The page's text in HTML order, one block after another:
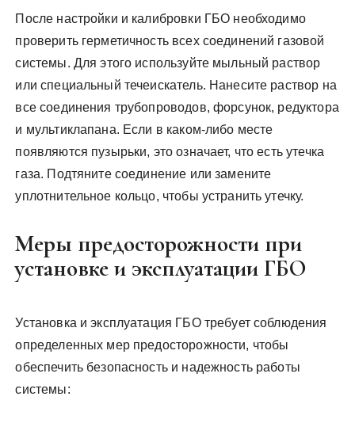
После настройки и калибровки ГБО необходимо
проверить герметичность всех соединений газовой
системы. Для этого используйте мыльный раствор
или специальный течеискатель. Нанесите раствор на
все соединения трубопроводов, форсунок, редуктора
и мультиклапана. Если в каком-либо месте
появляются пузырьки, это означает, что есть утечка
газа. Подтяните соединение или замените
уплотнительное кольцо, чтобы устранить утечку.
Меры предосторожности при
установке и эксплуатации ГБО
Установка и эксплуатация ГБО требует соблюдения
определенных мер предосторожности, чтобы
обеспечить безопасность и надежность работы
системы: